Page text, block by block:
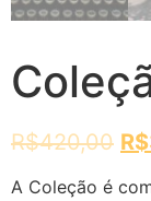
R$420,00 R$
A Coleção é